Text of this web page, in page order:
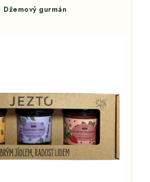
Džemový gurmán